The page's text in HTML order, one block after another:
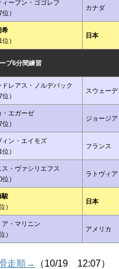
ィーブン・ゴゴレフ
位）
カナダ
希
位）
日本
プ6分間練習
ドレアス・ノルデバック
位）
スウェーデ
・エガーゼ
位）
ジョージア
ィン・エイモズ
位）
フランス
ス・ヴァシリエフス
位）
ラトヴィア
駿
）
日本
ア・マリニン
）
アメリカ
走順→ （10/19 12:07）